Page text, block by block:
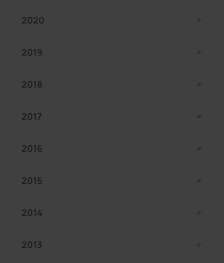
2020
2019
2018
2017
2016
2015
2014
2013